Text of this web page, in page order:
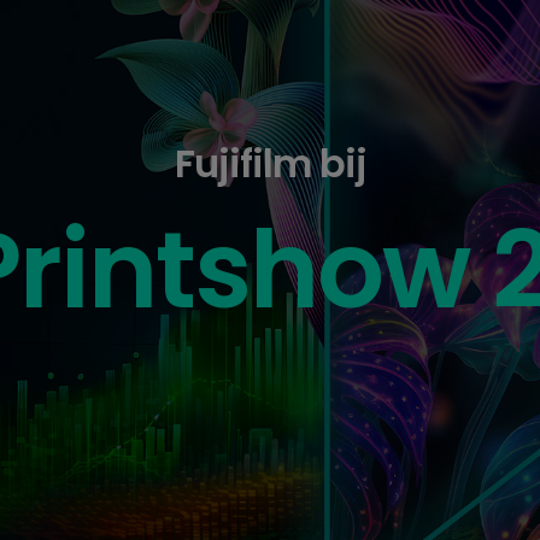
Fujifilm bij